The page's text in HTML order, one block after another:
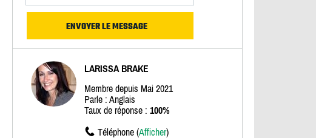
LARISSA BRAKE
Membre depuis Mai 2021
Parle : Anglais
Taux de réponse : 100%
Téléphone (Afficher)